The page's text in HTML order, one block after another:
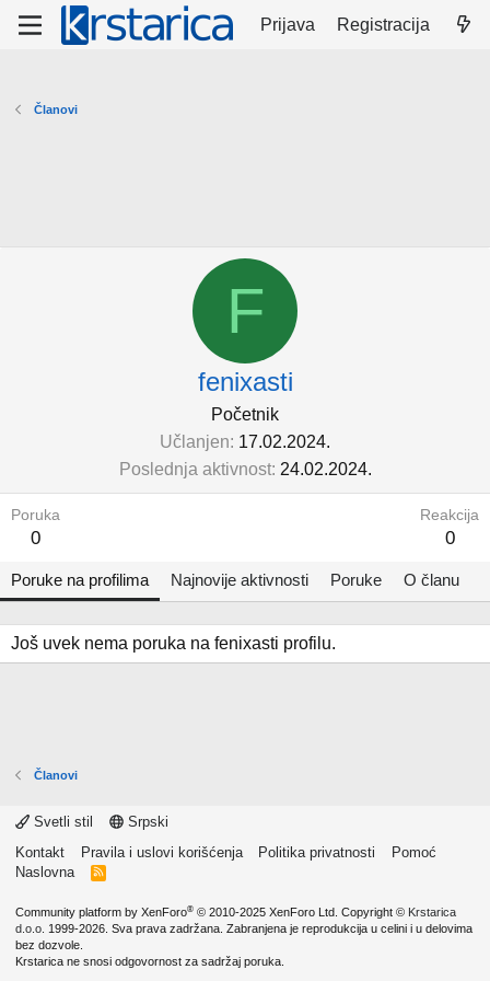
Prijava Registracija
Članovi
F
fenixasti
Početnik
Učlanjen 17.02.2024.
Poslednja aktivnost 24.02.2024.
Poruka
0
Reakcija
0
Poruke na profilima Najnovije aktivnosti Poruke O članu
Još uvek nema poruka na fenixasti profilu.
Članovi
Svetli stil
Srpski
Kontakt
Pravila i uslovi korišćenja Politika privatnosti
Pomoć
Naslovna
R
Community platform by XenForo® © 2010-2025 XenForo Ltd. Copyright © Krstarica
d.o.o. 1999-2026. Sva prava zadržana. Zabranjena je reprodukcija u celini i u delovima
bez dozvole.
Krstarica ne snosi odgovornost za sadržaj poruka.